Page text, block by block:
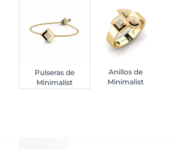
Pulseras de
Minimalist
Anillos de
Minimalist